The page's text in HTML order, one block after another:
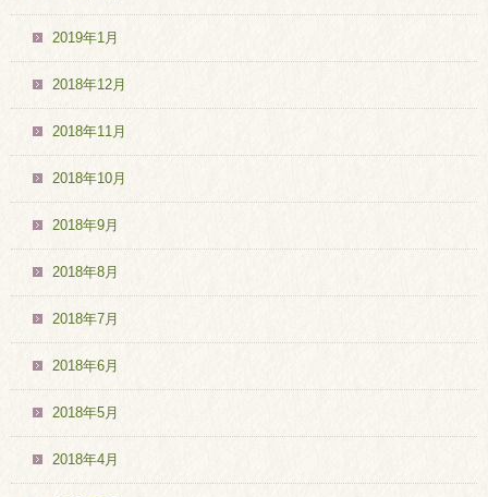
2019年1月
2018年12月
2018年11月
2018年10月
2018年9月
2018年8月
2018年7月
2018年6月
2018年5月
2018年4月